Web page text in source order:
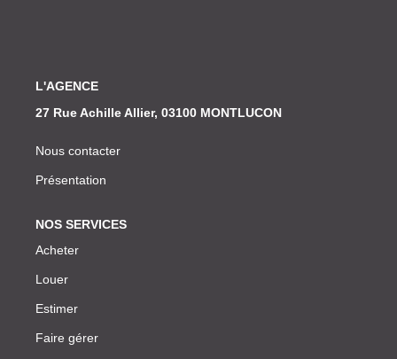
L'AGENCE
27 Rue Achille Allier, 03100 MONTLUCON
Nous contacter
Présentation
NOS SERVICES
Acheter
Louer
Estimer
Faire gérer